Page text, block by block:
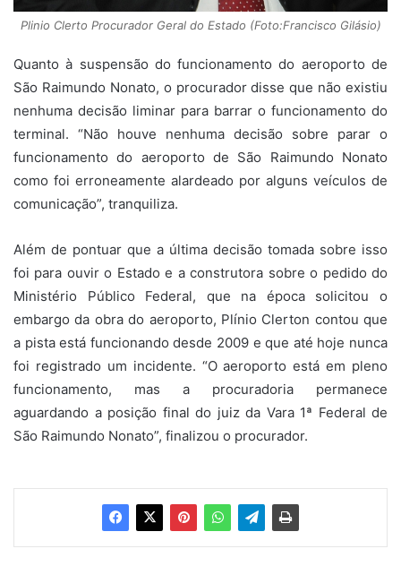
Plinio Clerto Procurador Geral do Estado (Foto:Francisco Gilásio)
Quanto à suspensão do funcionamento do aeroporto de
São Raimundo Nonato, o procurador disse que não existiu
nenhuma decisão liminar para barrar o funcionamento do
terminal. “Não houve nenhuma decisão sobre parar o
funcionamento do aeroporto de São Raimundo Nonato
como foi erroneamente alardeado por alguns veículos de
comunicação”, tranquiliza.
Além de pontuar que a última decisão tomada sobre isso
foi para ouvir o Estado e a construtora sobre o pedido do
Ministério Público Federal, que na época solicitou o
embargo da obra do aeroporto, Plínio Clerton contou que
a pista está funcionando desde 2009 e que até hoje nunca
foi registrado um incidente. “O aeroporto está em pleno
funcionamento, mas a procuradoria permanece
aguardando a posição final do juiz da Vara 1ª Federal de
São Raimundo Nonato”, finalizou o procurador.